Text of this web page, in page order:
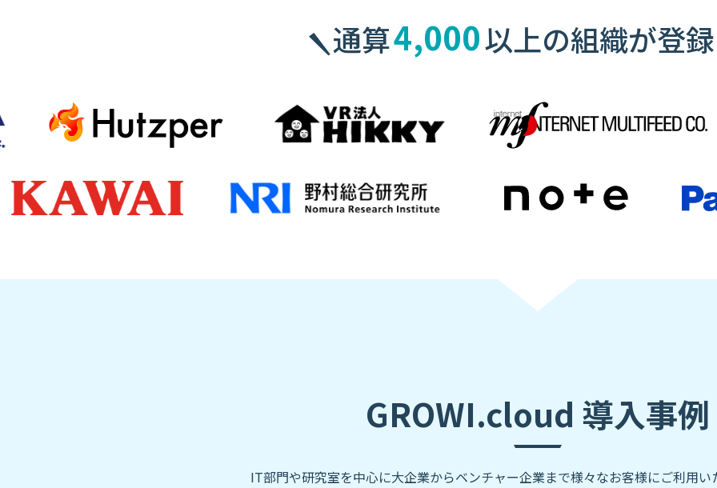
通算4,000以上の組織が登
GROWI.cloud 導入事例
IT部門や研究室を中心に大企業からベンチャー企業まで様々なお客様にご利用い